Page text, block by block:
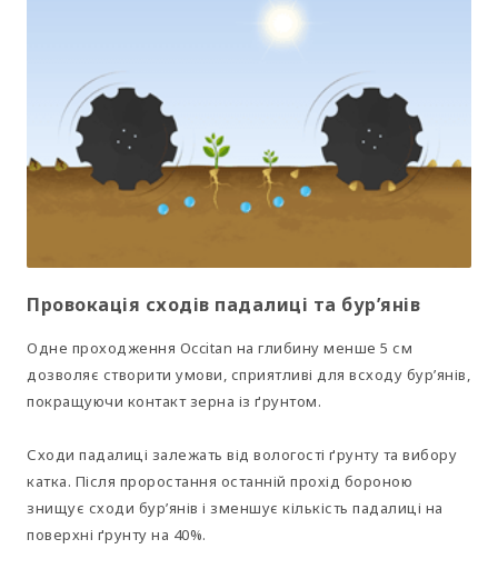
Провокація сходів падалиці та бур’янів
Одне проходження Occitan на глибину менше 5 см
дозволяє створити умови, сприятливі для всходу бур’янів,
покращуючи контакт зерна із ґрунтом.
Сходи падалиці залежать від вологості ґрунту та вибору
катка. Після проростання останній прохід бороною
знищує сходи бур’янів і зменшує кількість падалиці на
поверхні ґрунту на 40%.